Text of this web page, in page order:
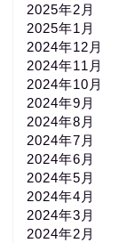
2025年2月
2025年1月
2024年12月
2024年11月
2024年10月
2024年9月
2024年8月
2024年7月
2024年6月
2024年5月
2024年4月
2024年3月
2024年2月